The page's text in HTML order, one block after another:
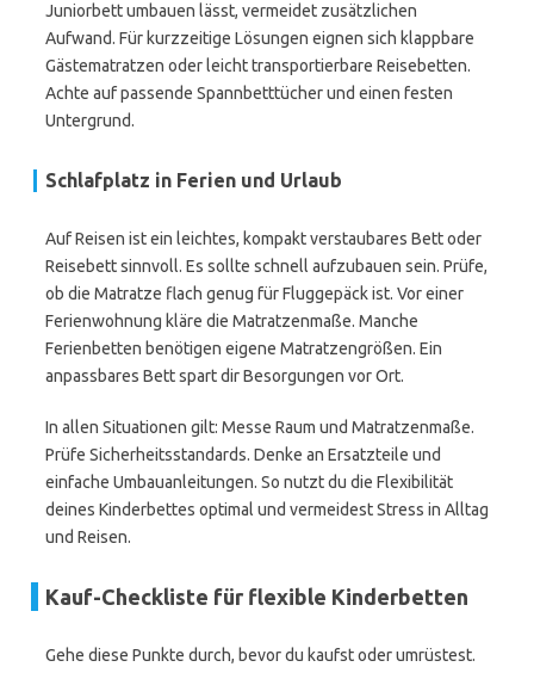
Juniorbett umbauen lässt, vermeidet zusätzlichen
Aufwand. Für kurzzeitige Lösungen eignen sich klappbare
Gästematratzen oder leicht transportierbare Reisebetten.
Achte auf passende Spannbetttücher und einen festen
Untergrund.
Schlafplatz in Ferien und Urlaub
Auf Reisen ist ein leichtes, kompakt verstaubares Bett oder
Reisebett sinnvoll. Es sollte schnell aufzubauen sein. Prüfe,
ob die Matratze flach genug für Fluggepäck ist. Vor einer
Ferienwohnung kläre die Matratzenmaße. Manche
Ferienbetten benötigen eigene Matratzengrößen. Ein
anpassbares Bett spart dir Besorgungen vor Ort.
In allen Situationen gilt: Messe Raum und Matratzenmaße.
Prüfe Sicherheitsstandards. Denke an Ersatzteile und
einfache Umbauanleitungen. So nutzt du die Flexibilität
deines Kinderbettes optimal und vermeidest Stress in Alltag
und Reisen.
Kauf-Checkliste für flexible Kinderbetten
Gehe diese Punkte durch, bevor du kaufst oder umrüstest.